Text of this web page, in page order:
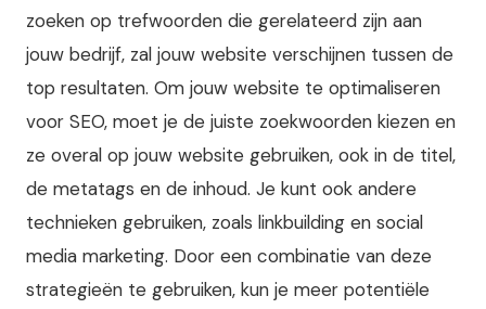
zoeken op trefwoorden die gerelateerd zijn aan
jouw bedrijf, zal jouw website verschijnen tussen de
top resultaten. Om jouw website te optimaliseren
voor SEO, moet je de juiste zoekwoorden kiezen en
ze overal op jouw website gebruiken, ook in de titel,
de metatags en de inhoud. Je kunt ook andere
technieken gebruiken, zoals linkbuilding en social
media marketing. Door een combinatie van deze
strategieën te gebruiken, kun je meer potentiële